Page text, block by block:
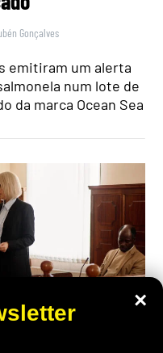
Gonçalves
emitiram um alerta
num lote de
da marca Ocean Sea
×